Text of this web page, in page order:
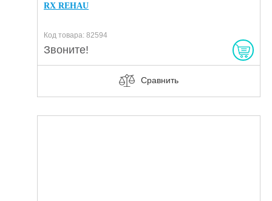
RX REHAU
Код товара: 82594
Звоните!
Сравнить